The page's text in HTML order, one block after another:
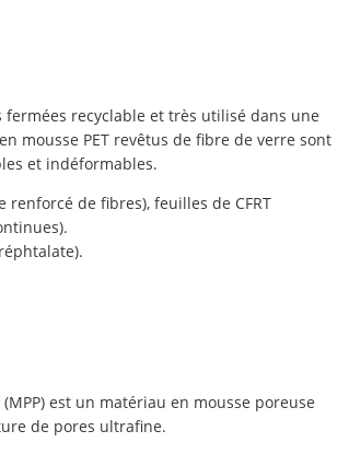
fermées recyclable et très utilisé dans une
mousse PET revêtus de fibre de verre sont
et indéformables.
renforcé de fibres), feuilles de CFRT
est un matériau en mousse poreuse
de pores ultrafine.